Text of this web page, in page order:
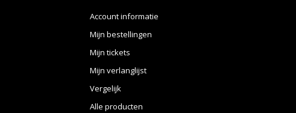
Account informatie
Mijn bestellingen
Mijn tickets
Mijn verlanglijst
Vergelijk
Alle producten